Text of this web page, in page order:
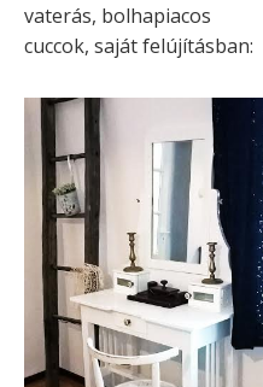
vaterás, bolhapiacos
cuccok, saját felújításban: